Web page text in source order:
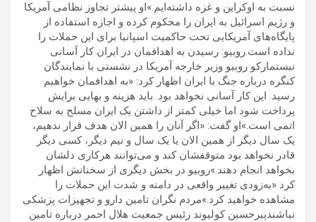
نسبت به اوکراین و غزه داشته‌ایم.»او پیشتر تجاوز نظامی آمریکا
و رژیم اسرائیل به ایران را محکوم کرده و اجازه استفاده از
پایگاه‌های آمریکایی تحت حاکمیت اسپانیا برای این حملات را
نداده است.روبیو: رسیدن به اهدافمان در ایران کار آسانی
نیستمارکو روبیو وزیر خارجه آمریکا در نشستی با نمایندگان
کنگره درباره جنگ با ایران اظهار کرد: «به اهدافمان خواهیم
رسید. این کار آسانی نخواهد بود. باید هزینه و بهایی برایش
پرداخت شود اما خیلی کمتر از داشتن یک ایران مسلح به سلاح
اتمی است.»او گفت: «اگر آنان را همین الان هدف قرار ندهیم،
یک سال دیگر از همین الان یا یک سال و نیم دیگر، کسی دیگر
قادر نخواهد بود متوقفشان کند و می‌توانند هرکاری دلشان
بخواهد انجام دهند.»روبیو در بخش دیگری از سخنانش اظهار
کرد «به‌زودی تغییر واقعی در دامنه و شدت این حملات را
مشاهده خواهید کرد.»مردم نگران تامین دارو و تجهیزات پزشکی
نباشندپیرحسین کولیوند رئیس جمعیت هلال احمر درباره تامین